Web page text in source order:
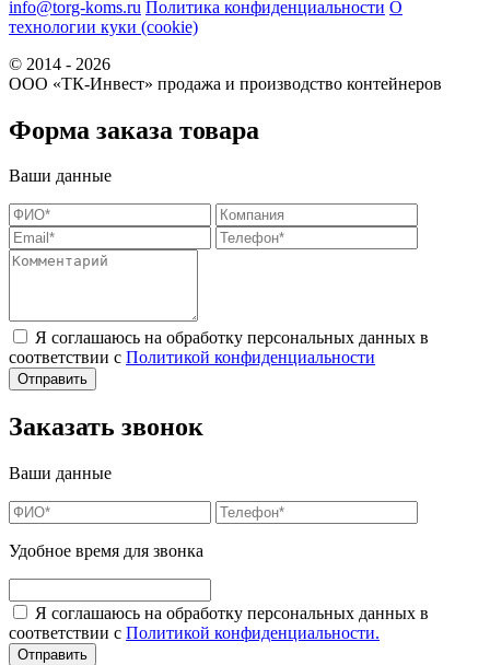
info@torg-koms.ru Политика конфиденциальности О
технологии куки (cookie)
© 2014 - 2026
ООО «ТК-Инвест» продажа и производство контейнеров
Форма заказа товара
Ваши данные
Я соглашаюсь на обработку персональных данных в
соответствии с Политикой конфиденциальности
Заказать звонок
Ваши данные
Удобное время для звонка
Я соглашаюсь на обработку персональных данных в
соответствии с Политикой конфиденциальности.